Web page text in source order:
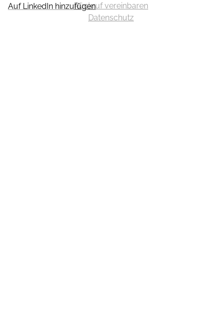
Auf LinkedIn hinzufügenRückruf vereinbaren
Datenschutz